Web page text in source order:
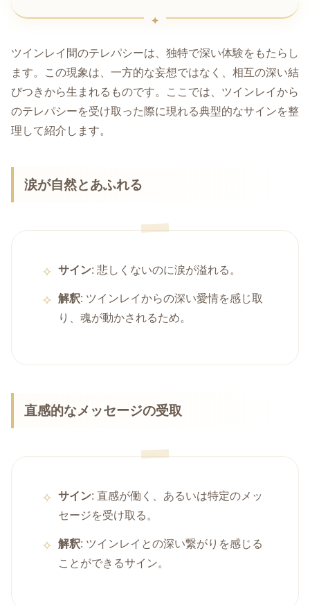
ツインレイ間のテレパシーは、独特で深い体験をもたらし
ます。この現象は、一方的な妄想ではなく、相互の深い結
びつきから生まれるものです。ここでは、ツインレイから
のテレパシーを受け取った際に現れる典型的なサインを整
理して紹介します。
涙が自然とあふれる
サイン: 悲しくないのに涙が溢れる。
解釈: ツインレイからの深い愛情を感じ取
り、魂が動かされるため。
直感的なメッセージの受取
サイン: 直感が働く、あるいは特定のメッ
セージを受け取る。
解釈: ツインレイとの深い繋がりを感じる
ことができるサイン。